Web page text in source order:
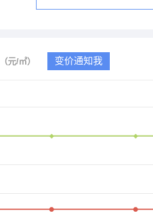
（元/㎡） 变价通知我